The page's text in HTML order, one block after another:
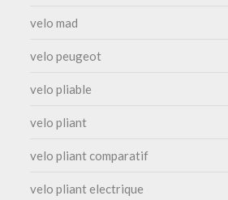
velo mad
velo peugeot
velo pliable
velo pliant
velo pliant comparatif
velo pliant electrique